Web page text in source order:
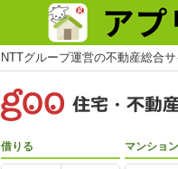
NTTグループ運営の不動産総合
借りる マンショ